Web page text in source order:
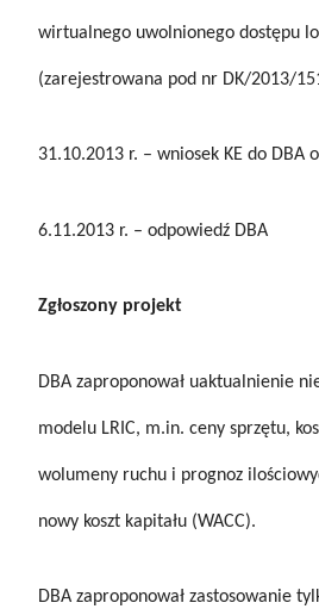
wirtualnego uwolnionego dostępu
(zarejestrowana pod nr DK/2013/
31.10.2013 r. – wniosek KE do DBA
6.11.2013 r. – odpowiedź DBA
Zgłoszony projekt
DBA zaproponował uaktualnienie
modelu LRIC, m.in. ceny sprzętu,
wolumeny ruchu i prognoz
nowy koszt kapitału (WACC).
DBA zaproponował zastosowanie